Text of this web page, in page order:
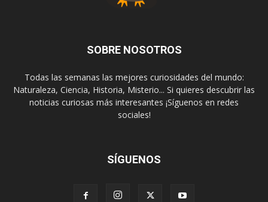
SOBRE NOSOTROS
Todas las semanas las mejores curiosidades del mundo:
Naturaleza, Ciencia, Historia, Misterio... Si quieres descubrir las
noticias curiosas más interesantes ¡Síguenos en redes
sociales!
SÍGUENOS